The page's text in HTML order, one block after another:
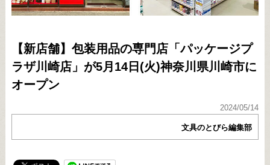
【新店舗】包装用品の専門店「パッケージプ
ラザ川崎店」が5月14日(火)神奈川県川崎市に
オープン
2024/05/14
文具のとびら編集部